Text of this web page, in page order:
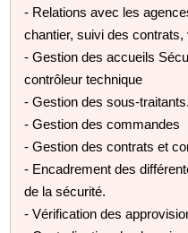
- Relations avec les
chantier, suivi des
- Gestion des accueils
contrôleur technique
- Gestion des sous-traitants.
- Gestion des commandes
- Gestion des contrats et
- Encadrement des
de la sécurité.
- Vérification des